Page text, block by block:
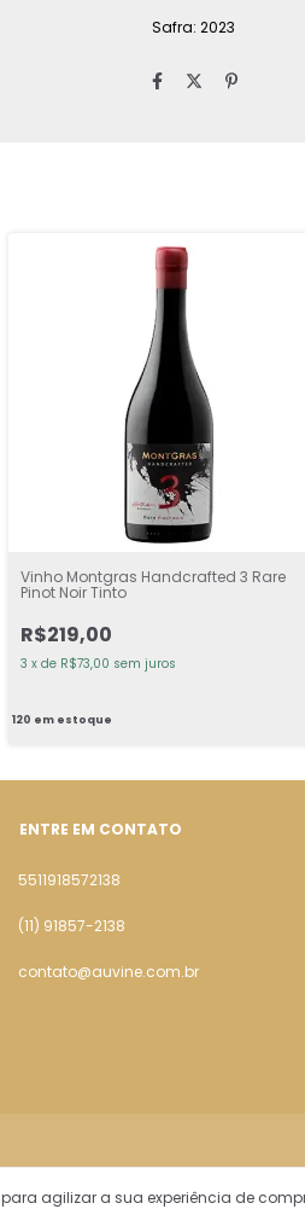
para agilizar a sua experiência de
Safra: 2023
Vinho Montgras Handcrafted 3 Rare
Pinot Noir Tinto
R$219,00
3 x de R$73,00 sem juros
120 em estoque
ENTRE EM CONTATO
5511918572138
(11) 91857-2138
contato@auvine.com.br